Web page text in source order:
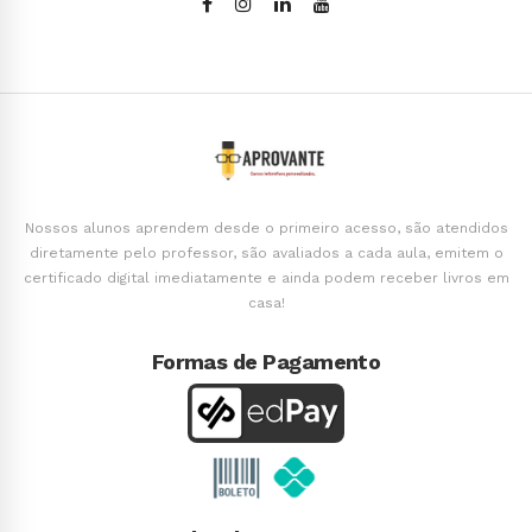
Nossos alunos aprendem desde o primeiro acesso, são atendidos
diretamente pelo professor, são avaliados a cada aula, emitem o
certificado digital imediatamente e ainda podem receber livros em
casa!
Formas de Pagamento